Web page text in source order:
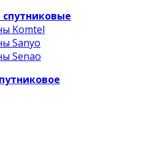
Komtel
Sanyo
Senao